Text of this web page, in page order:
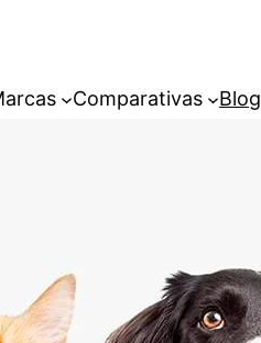
Comparativas Blog